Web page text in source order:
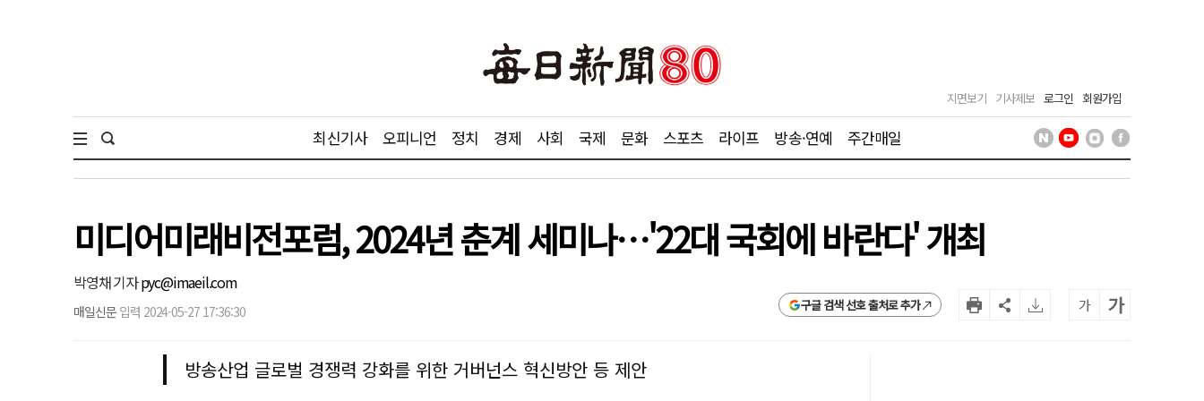
지면보기 기사제보 로그인 회원가입
최신기사 오피니언 정치 경제 사회 국제 문화 스포츠 라이프 방송·연예 주간매일
미디어미래비전포럼, 2024년 춘계 세미나…'22대 국회에 바란다' 개최
박영채 기자pyc@imaeil.com
매일신문 입력 2024-05-27 17:36:30 구글 검색 선호 출처로 추가 가 가
방송산업 글로벌 경쟁력 강화를 위한 거버넌스 혁신방안 등 제안